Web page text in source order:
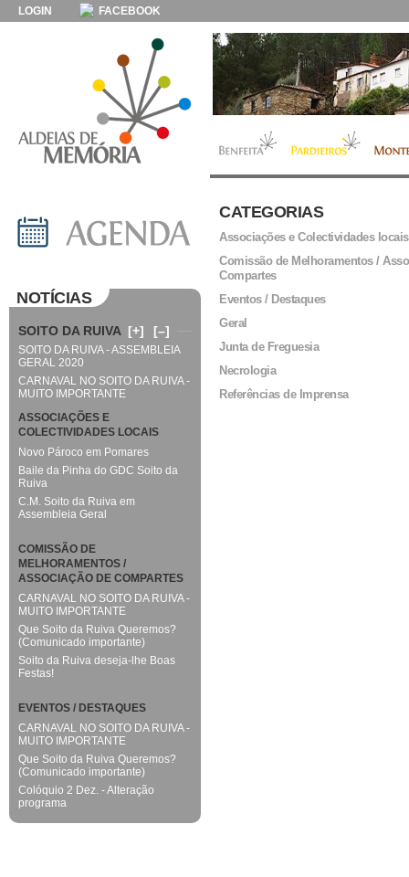
LOGIN FACEBOOK
CATEGORIAS
Associações e Colectividades locais
Comissão de Melhoramentos /
Compartes
Eventos / Destaques
Geral
Junta de Freguesia
Necrologia
Referências de Imprensa
NOTÍCIAS
SOITO DA RUIVA [+] [–]
SOITO DA RUIVA - ASSEMBLEIA
GERAL 2020
CARNAVAL NO SOITO DA RUIVA -
MUITO IMPORTANTE
ASSOCIAÇÕES E
COLECTIVIDADES LOCAIS
Novo Pároco em Pomares
Baile da Pinha do GDC Soito da
Ruiva
C.M. Soito da Ruiva em
Assembleia Geral
COMISSÃO DE
MELHORAMENTOS /
ASSOCIAÇÃO DE COMPARTES
CARNAVAL NO SOITO DA RUIVA -
MUITO IMPORTANTE
Que Soito da Ruiva Queremos?
(Comunicado importante)
Soito da Ruiva deseja-lhe Boas
Festas!
EVENTOS / DESTAQUES
CARNAVAL NO SOITO DA RUIVA -
MUITO IMPORTANTE
Que Soito da Ruiva Queremos?
(Comunicado importante)
Colóquio 2 Dez. - Alteração
programa